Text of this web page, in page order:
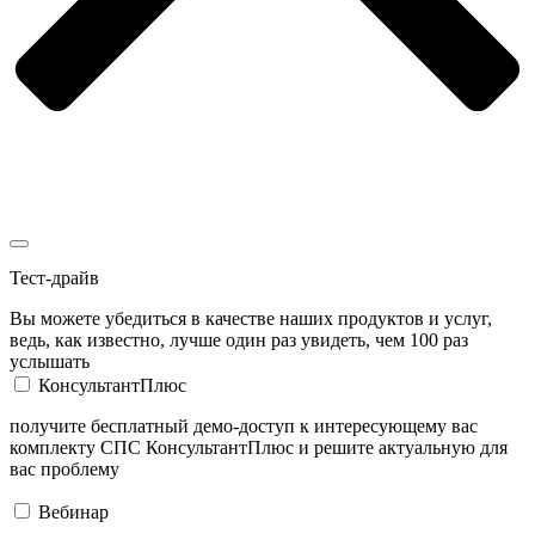
Тест-драйв
Вы можете убедиться в качестве наших продуктов и услуг,
ведь, как известно, лучше один раз увидеть, чем 100 раз
услышать
КонсультантПлюс
получите бесплатный демо-доступ к интересующему вас
комплекту СПС КонсультантПлюс и решите актуальную для
вас проблему
Вебинар